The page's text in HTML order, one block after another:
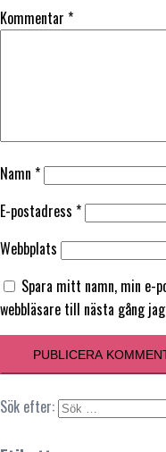
Kommentar *
Namn *
E-postadress *
Webbplats
Spara mitt namn, min e-
webbläsare till nästa gång
Sök efter: